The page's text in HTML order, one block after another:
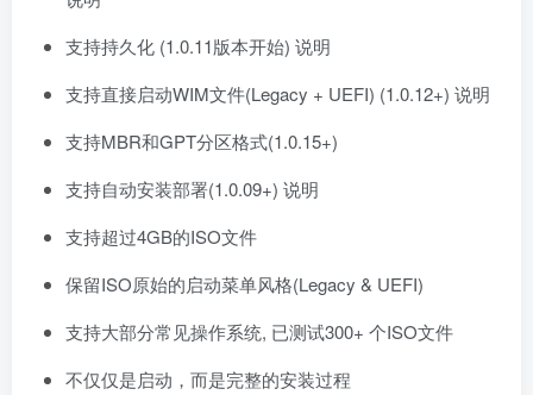
支持持久化 (1.0.11版本开始) 说明
支持直接启动WIM文件(Legacy + UEFI) (1.0.12+) 说明
支持MBR和GPT分区格式(1.0.15+)
支持自动安装部署(1.0.09+) 说明
支持超过4GB的ISO文件
保留ISO原始的启动菜单风格(Legacy & UEFI)
支持大部分常见操作系统, 已测试300+ 个ISO文件
不仅仅是启动，而是完整的安装过程